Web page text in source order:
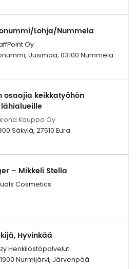
Lohja/Nummela
Oy
Uusimaa, 03100 Nummela
osaajia keikkatyöhön
Kauppa Oy
Säkylä, 27510 Eura
– Mikkeli Stella
Cosmetics
Hyvinkää
Henkilöstöpalvelut
Nurmijärvi, Järvenpää